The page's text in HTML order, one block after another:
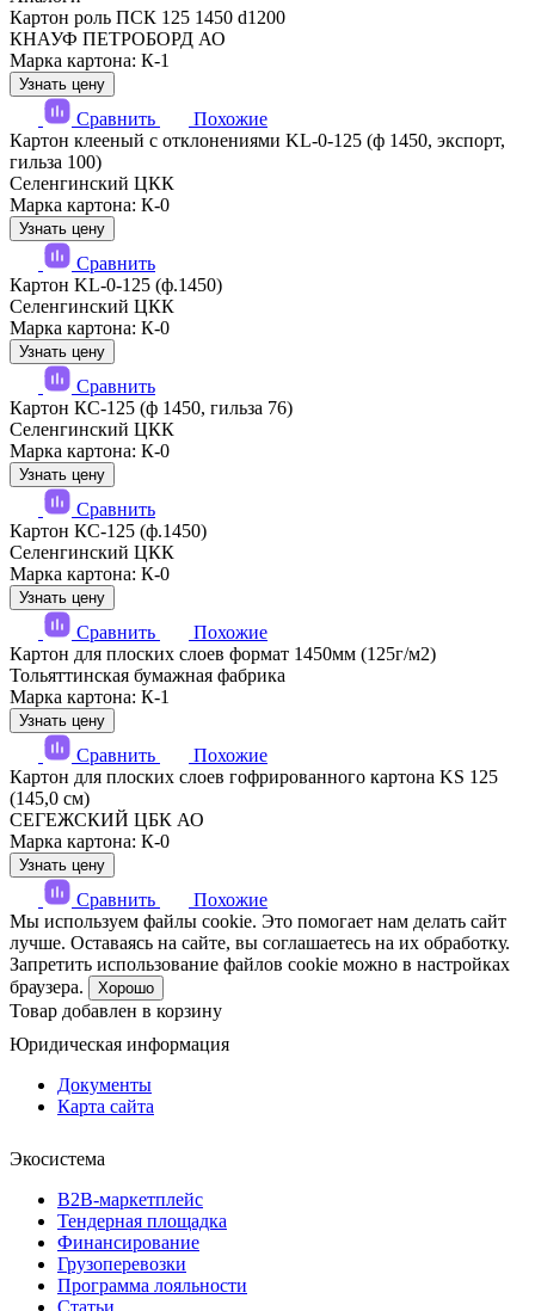
Картон роль ПСК 125 1450 d1200
КНАУФ ПЕТРОБОРД АО
Марка картона: К-1
Узнать цену
Сравнить
Похожие
Картон клееный с отклонениями KL-0-125 (ф 1450, экспорт,
гильза 100)
Селенгинский ЦКК
Марка картона: К-0
Узнать цену
Сравнить
Картон KL-0-125 (ф.1450)
Селенгинский ЦКК
Марка картона: К-0
Узнать цену
Сравнить
Картон КС-125 (ф 1450, гильза 76)
Селенгинский ЦКК
Марка картона: К-0
Узнать цену
Сравнить
Картон КС-125 (ф.1450)
Селенгинский ЦКК
Марка картона: К-0
Узнать цену
Сравнить
Похожие
Картон для плоских слоев формат 1450мм (125г/м2)
Тольяттинская бумажная фабрика
Марка картона: К-1
Узнать цену
Сравнить
Похожие
Картон для плоских слоев гофрированного картона KS 125
(145,0 см)
СЕГЕЖСКИЙ ЦБК АО
Марка картона: К-0
Узнать цену
Сравнить
Похожие
Мы используем файлы cookie. Это помогает нам делать сайт
лучше. Оставаясь на сайте, вы соглашаетесь на их обработку.
Запретить использование файлов cookie можно в настройках
браузера.
Хорошо
Товар добавлен в корзину
Юридическая информация
Документы
Карта сайта
Экосистема
B2B‑маркетплейс
Тендерная площадка
Финансирование
Грузоперевозки
Программа лояльности
Статьи